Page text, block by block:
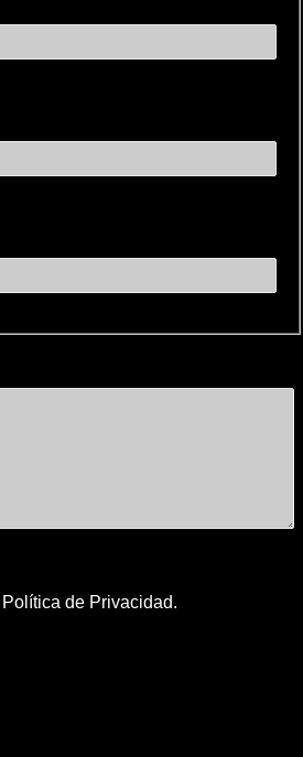
de Privacidad.